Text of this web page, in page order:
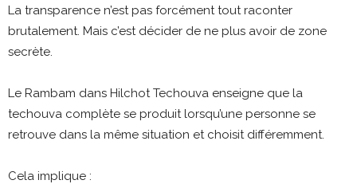
La transparence n’est pas forcément tout raconter
brutalement. Mais c’est décider de ne plus avoir de zone
secrète.
Le Rambam dans Hilchot Techouva enseigne que la
techouva complète se produit lorsqu’une personne se
retrouve dans la même situation et choisit différemment.
Cela implique :